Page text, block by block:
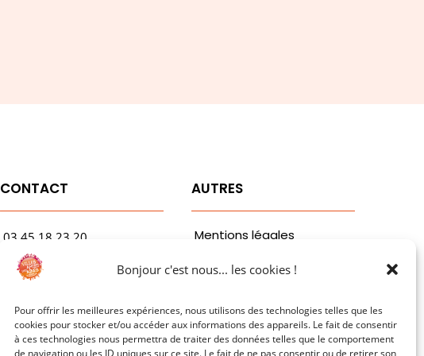
Bonjour c'est nous... les cookies !
Pour offrir les meilleures expériences, nous utilisons des technologies telles que les
cookies pour stocker et/ou accéder aux informations des appareils. Le fait de consentir
à ces technologies nous permettra de traiter des données telles que le comportement
de navigation ou les ID uniques sur ce site. Le fait de ne pas consentir ou de retirer son
CONTACT
03.45.18.23.20
contact@rfvaa.com
1 Avenue Garibaldi
AUTRES
Mentions légales
Politiques de